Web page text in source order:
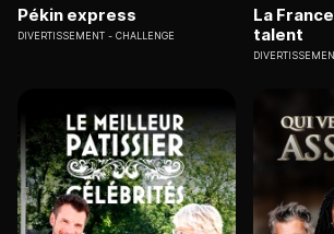
Pékin express
DIVERTISSEMENT CHALLENGE
La
talent